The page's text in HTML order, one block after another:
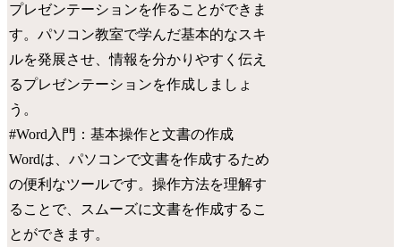
プレゼンテーションを作ることができま
す。パソコン教室で学んだ基本的なスキ
ルを発展させ、情報を分かりやすく伝え
るプレゼンテーションを作成しましょ
う。
#Word入門：基本操作と文書の作成
Wordは、パソコンで文書を作成するため
の便利なツールです。操作方法を理解す
ることで、スムーズに文書を作成するこ
とができます。